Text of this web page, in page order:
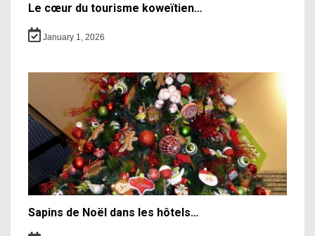
Le cœur du tourisme koweïtien…
January 1, 2026
Sapins de Noël dans les hôtels…